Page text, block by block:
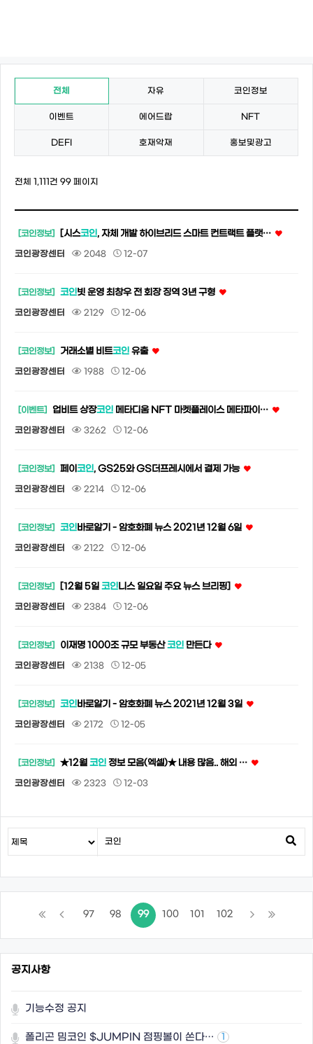
전체 자유 코인정보
이벤트 에어드랍 NFT
DEFI 호재악재 홍보및광고
전체 1,111건 99 페이지
[코인정보] [시스코인, 자체 개발 하이브리드 스마트 컨트랙트 플랫…
코인광장센터 2048 12-07
[코인정보] 코인빗 운영 최창우 전 회장 징역 3년 구형
코인광장센터 2129 12-06
[코인정보] 거래소별 비트코인 유출
코인광장센터 1988 12-06
[이벤트] 업비트 상장코인 메타디움 NFT 마켓플레이스 메타파이…
코인광장센터 3262 12-06
[코인정보] 페이 코인, GS25와 GS더프레시에서 결제 가능
코인광장센터 2214 12-06
[코인정보] 코인바로알기 - 암호화폐 뉴스 2021년 12월 6일
코인광장센터 2122 12-06
[코인정보] [12월 5일 코인니스 일요일 주요 뉴스 브리핑]
코인광장센터 2384 12-06
[코인정보] 이재명 1000조 규모 부동산코인 만든다
코인광장센터 2138 12-05
[코인정보] 코인바로알기 - 암호화폐 뉴스 2021년 12월 3일
코인광장센터 2172 12-05
[코인정보] ★12월 코인 정보 모음(엑셀)★ 내용 많음.. 해외 …
코인광장센터 2323 12-03
97 98 99 100 101 102
공지사항
기능수정 공지
폴리곤 밈코인 $JUMPIN 점핑볼이 쏜다… 1